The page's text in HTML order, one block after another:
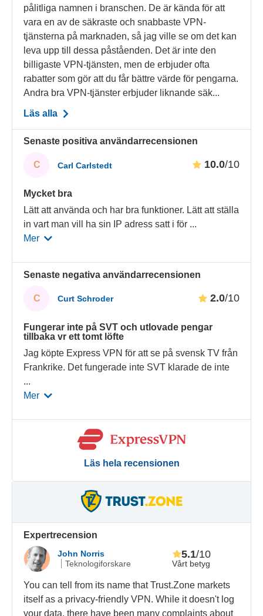
pålitliga namnen i branschen. De är kända för att
vara en av de säkraste och snabbaste VPN-
tjänsterna på marknaden, så jag ville se om det kan
leva upp till dessa påståenden. Det är inte den
billigaste VPN-tjänsten, men de erbjuder ofta
rabatter som gör att du får bättre värde för pengarna.
Andra bra VPN-tjänster erbjuder liknande säk...
Läs alla
Senaste positiva användarrecensionen
C Carl Carlstedt 10.0/10
Mycket bra
Lätt att använda och har bra funktioner. Lätt att ställa
in vart man vill ha sin IP adress satt i för ...
Mer
Senaste negativa användarrecensionen
C Curt Schroder 2.0/10
Fungerar inte på SVT och utlovade pengar
tillbaka vr ett tomt löfte
Jag köpte Express VPN för att se på svensk TV från
Frankrike. Det fungerade inte SVT klarade de inte
...
Mer
Läs hela recensionen
Expertrecension
John Norris
Teknologiforskare
Vårt betyg
5.1/10
You can tell from its name that Trust.Zone markets
itself as a privacy-friendly VPN. While it doesn't log
your data, there have been many complaints about